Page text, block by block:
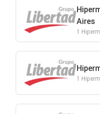
Aires
1
1